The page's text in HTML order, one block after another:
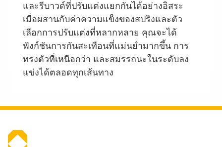
และรีบาวด์ที่ปรับแต่งแยกกันได้อย่างอิสระ
เมื่อผสานกับค่าความแข็งของสปริงและตัว
เลือกการปรับแต่งที่หลากหลาย คุณจะได้
ฟังก์ชันการกันสะเทือนที่แม่นยำมากขึ้น การ
ทรงตัวที่เหนือกว่า และสมรรถนะในระดับลง
แข่งได้ตลอดทุกเส้นทาง